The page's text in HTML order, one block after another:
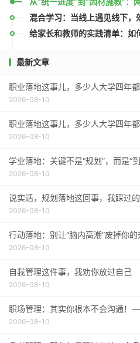
混合学习：当线上遇见线下，
给家长和教师的实践清单：如
最新文章
职业落地这事儿，多少人大学四年
2026-08-10
职业落地这事儿，多少人大学四年
2026-08-10
学业落地：关键不是“规划”，而是“
2026-08-10
说实话，规划落地这回事，我踩过
2026-08-10
行动落地：别让“脑内高潮”废掉你
2026-08-10
自我管理这件事，我劝你放过自己
2026-08-10
职场管理：其实你根本不会沟通！
2026-08-10